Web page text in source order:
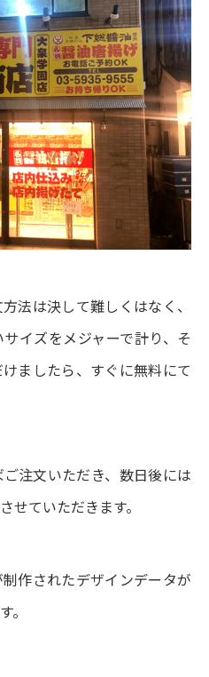
法は決して難しくはなく、
イズをメジャーで計り、そ
ましたら、すぐに無料にて
注文いただき、数日後には
せていただきます。
作されたデザインデータが
。